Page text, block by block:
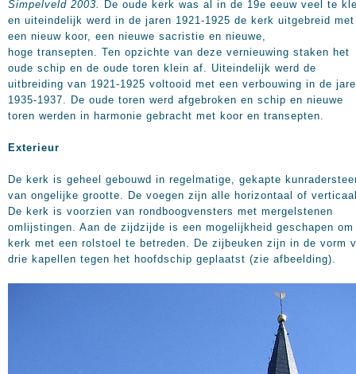
Simpelveld 2003.
De oude kerk was al in de 19e eeuw veel te
en uiteindelijk werd in de jaren 1921-1925 de kerk uitgebreid met
een nieuw koor, een nieuwe sacristie en nieuwe,
hoge transepten. Ten opzichte van deze vernieuwing staken het
oude schip en de oude toren klein af. Uiteindelijk werd de
uitbreiding van 1921-1925 voltooid met een verbouwing in de
1935-1937. De oude toren werd afgebroken en schip en nieuwe
toren werden in harmonie gebracht met koor en transepten.
Exterieur
De kerk is geheel gebouwd in regelmatige, gekapte
van ongelijke grootte. De voegen zijn alle horizontaal of
De kerk is voorzien van rondboogvensters met mergelstenen
omlijstingen. Aan de zijdzijde is een mogelijkheid geschapen om
kerk met een rolstoel te betreden. De zijbeuken zijn in de vorm
drie kapellen tegen het hoofdschip geplaatst (zie afbeelding).